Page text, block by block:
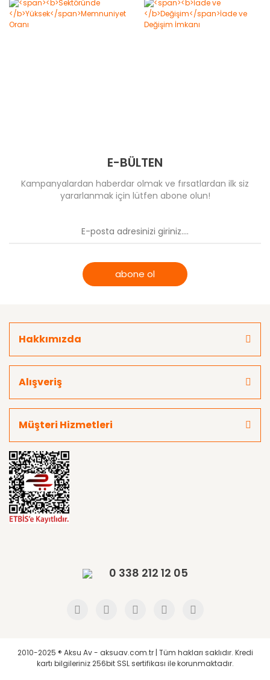
E-BÜLTEN
Kampanyalardan haberdar olmak ve fırsatlardan ilk siz
yararlanmak için lütfen abone olun!
abone ol
Hakkımızda
Alışveriş
Müşteri Hizmetleri
0 338 212 12 05
2010-2025 ® Aksu Av - aksuav.com.tr | Tüm hakları saklıdır. Kredi
kartı bilgileriniz 256bit SSL sertifikası ile korunmaktadır.